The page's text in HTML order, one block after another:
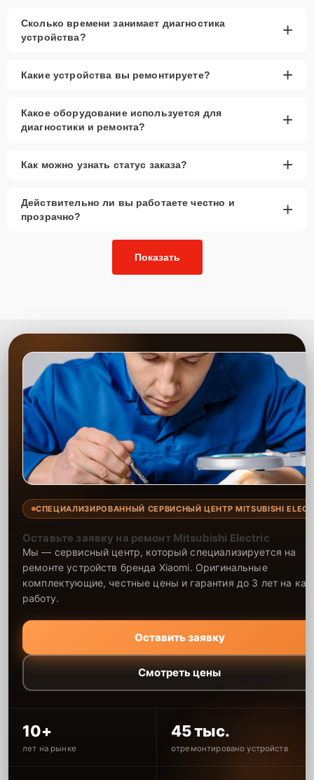
Сколько времени занимает диагностика
устройства?
+
Какие устройства вы ремонтируете? +
Какое оборудование используется для
диагностики и ремонта?
+
Как можно узнать статус заказа? +
Действительно ли вы работаете честно и
прозрачно?
+
Показать
СПЕЦИАЛИЗИРОВАННЫЙ СЕРВИСНЫЙ ЦЕНТР MITSUBISHI
Оставьте заявку на ремонт Mitsubishi Electric
Мы — сервисный центр, который специализируется на
ремонте устройств бренда Xiaomi. Оригинальные
комплектующие, честные цены и гарантия до 3 лет на
работу.
Оставить заявку
Смотреть цены
10+
лет на рынке
45 тыс.
отремонтировано устройств